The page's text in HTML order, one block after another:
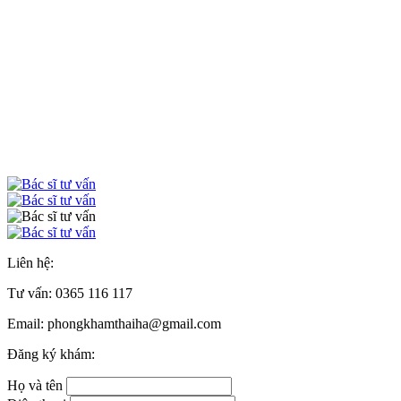
Liên hệ:
Tư vấn: 0365 116 117
Email: phongkhamthaiha@gmail.com
Đăng ký khám:
Họ và tên